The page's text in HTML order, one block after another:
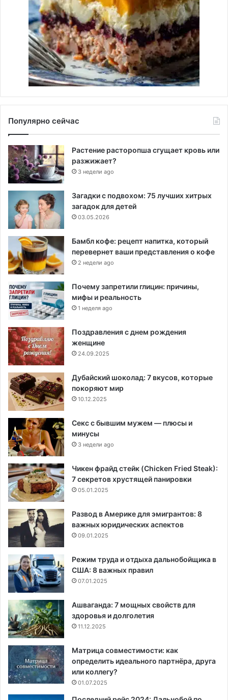
Популярно сейчас
Растение расторопша сгущает кровь или
разжижает?
3 недели ago
Загадки с подвохом: 75 лучших хитрых
загадок для детей
03.05.2026
Бамбл кофе: рецепт напитка, который
перевернет ваши представления о кофе
2 недели ago
Почему запретили глицин: причины,
мифы и реальность
1 неделя ago
Поздравления с днем рождения
женщине
24.09.2025
Дубайский шоколад: 7 вкусов, которые
покоряют мир
10.12.2025
Секс с бывшим мужем — плюсы и
минусы
3 недели ago
Чикен фрайд стейк (Chicken Fried Steak):
7 секретов хрустящей панировки
05.01.2025
Развод в Америке для эмигрантов: 8
важных юридических аспектов
09.01.2025
Режим труда и отдыха дальнобойщика в
США: 8 важных правил
07.01.2025
Ашваганда: 7 мощных свойств для
здоровья и долголетия
11.12.2025
Матрица совместимости: как
определить идеального партнёра, друга
или коллегу?
01.07.2025